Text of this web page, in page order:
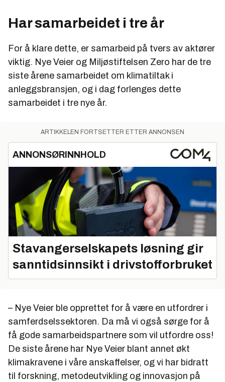
Har samarbeidet i tre år
For å klare dette, er samarbeid på tvers av aktører
viktig. Nye Veier og Miljøstiftelsen Zero har de tre
siste årene samarbeidet om klimatiltak i
anleggsbransjen, og i dag forlenges dette
samarbeidet i tre nye år.
ARTIKKELEN FORTSETTER ETTER ANNONSEN
ANNONSØRINNHOLD
Stavangerselskapets løsning gir
sanntidsinnsikt i drivstofforbruket
– Nye Veier ble opprettet for å være en utfordrer i
samferdselssektoren. Da må vi også sørge for å
få gode samarbeidspartnere som vil utfordre oss!
De siste årene har Nye Veier blant annet økt
klimakravene i våre anskaffelser, og vi har bidratt
til forskning, metodeutvikling og innovasjon på